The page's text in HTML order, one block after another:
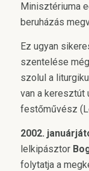
Minisztériuma
beruházás
Ez ugyan
szentelése
szolul a
van a keresztút
festőművész
2002.
lelkipásztor
folytatja a